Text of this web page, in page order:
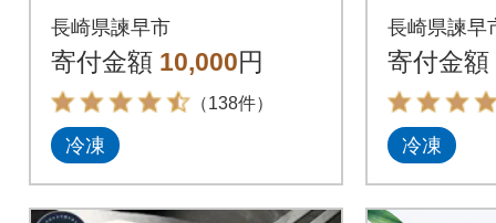
で育てた諫美豚(かん
びとん)
長崎県諫早市
寄付金額 10,000円
（138件）
冷凍
野の米
(かんび
場】
長崎県諫早
寄付金額
冷凍